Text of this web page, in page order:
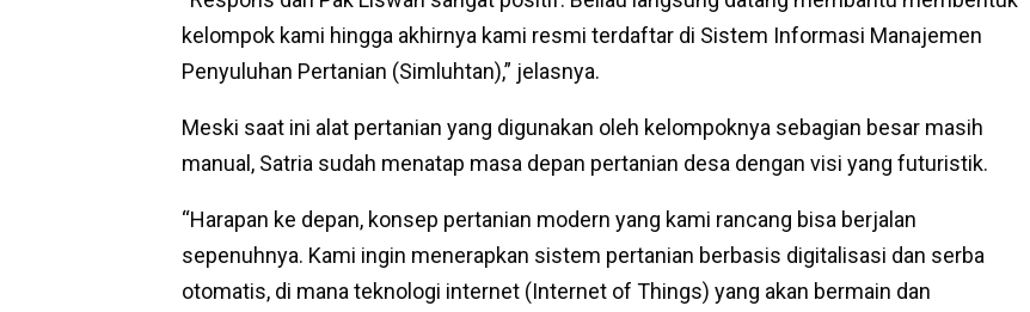
kelompok kami hingga akhirnya kami resmi terdaftar di Sistem Informasi Manajemen
Penyuluhan Pertanian (Simluhtan),” jelasnya.
Meski saat ini alat pertanian yang digunakan oleh kelompoknya sebagian besar masih
manual, Satria sudah menatap masa depan pertanian desa dengan visi yang futuristik.
“Harapan ke depan, konsep pertanian modern yang kami rancang bisa berjalan
sepenuhnya. Kami ingin menerapkan sistem pertanian berbasis digitalisasi dan serba
otomatis, di mana teknologi internet (Internet of Things) yang akan bermain dan